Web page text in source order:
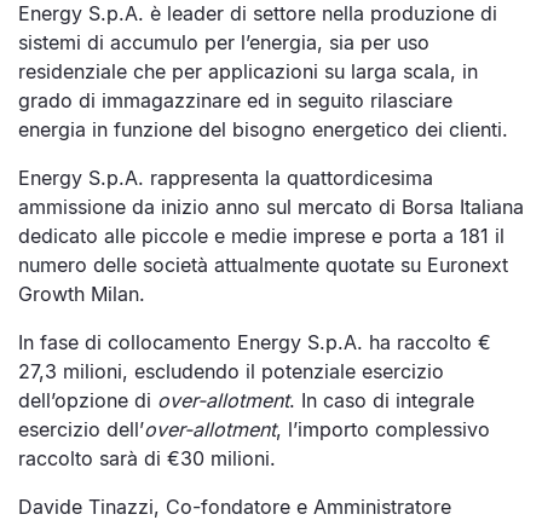
Energy S.p.A. è leader di settore nella produzione di
sistemi di accumulo per l’energia, sia per uso
residenziale che per applicazioni su larga scala, in
grado di immagazzinare ed in seguito rilasciare
energia in funzione del bisogno energetico dei clienti.
Energy S.p.A. rappresenta la quattordicesima
ammissione da inizio anno sul mercato di Borsa Italiana
dedicato alle piccole e medie imprese e porta a 181 il
numero delle società attualmente quotate su Euronext
Growth Milan.
In fase di collocamento Energy S.p.A. ha raccolto €
27,3 milioni, escludendo il potenziale esercizio
dell’opzione di over-allotment. In caso di integrale
esercizio dell’over-allotment, l’importo complessivo
raccolto sarà di €30 milioni.
Davide Tinazzi, Co-fondatore e Amministratore